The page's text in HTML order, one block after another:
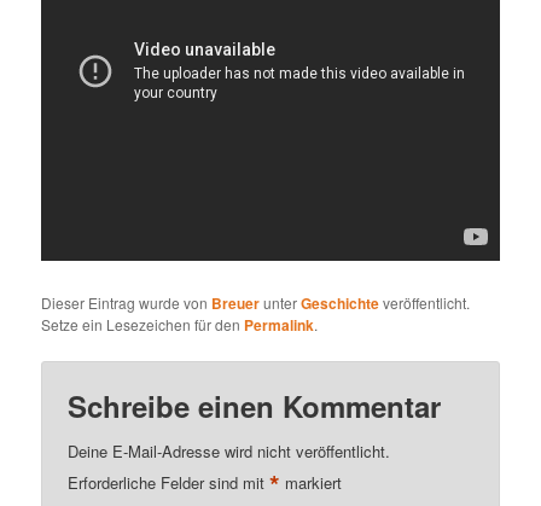
Dieser Eintrag wurde von BreuerunterGeschichteveröffentlicht.
Setze ein Lesezeichen für den Permalink.
Schreibe einen Kommentar
Deine E-Mail-Adresse wird nicht veröffentlicht.
Erforderliche Felder sind mit* markiert